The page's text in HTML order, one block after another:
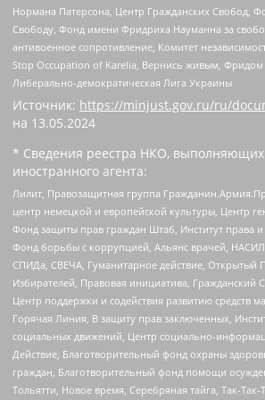
Нормана Патерсона, Центр Гражданских Свобод,
Свободу, Фонд имени Фридриха Науманна за
антивоенное сопротивление, Комитет
Stop Occupation of Karelia, Вернись живым, Фридом
Либерально-демократическая Лига Украины
Источник: https://minjust.gov.ru/ru/
на 13.05.2024
* Сведения реестра НКО,
иностранного агента:
Лилит, Правозащитная группа
центр немецкой и европейской культуры, Центр
Фонд защиты прав граждан Штаб, Институт права
Фонд борьбы с коррупцией, Альянс врачей,
СПИДа, СВЕЧА, Гуманитарное действие, Открытый
Избирателей, Правовая инициатива, Гражданский
Центр поддержки и содействия развитию средств
Горячая Линия, В защиту прав заключенных,
социальных движений, Центр социально-
Действие, Благотворительный фонд охраны
граждан, Благотворительный фонд помощи
Тольятти, Новое время, Серебряная тайга, Так-